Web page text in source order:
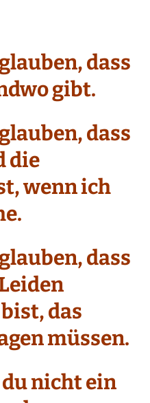
dass
gibt.
dass
die
wenn ich
dass
das
müssen.
nicht ein